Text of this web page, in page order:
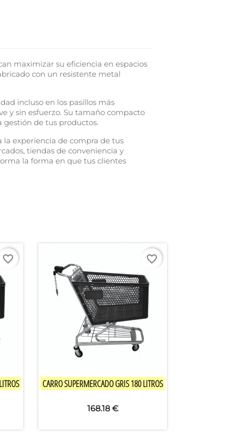
maximizar su eficiencia en espacios
con un resistente metal
incluso en los pasillos más
y sin esfuerzo. Su tamaño compacto
gestión de tus productos.
la experiencia de compra de tus
tiendas de conveniencia y
la forma en que tus clientes
favorite_border
快速查看
CARRO SUPERMERCADO GRIS 180 LITROS
168.18 €
favorite_border